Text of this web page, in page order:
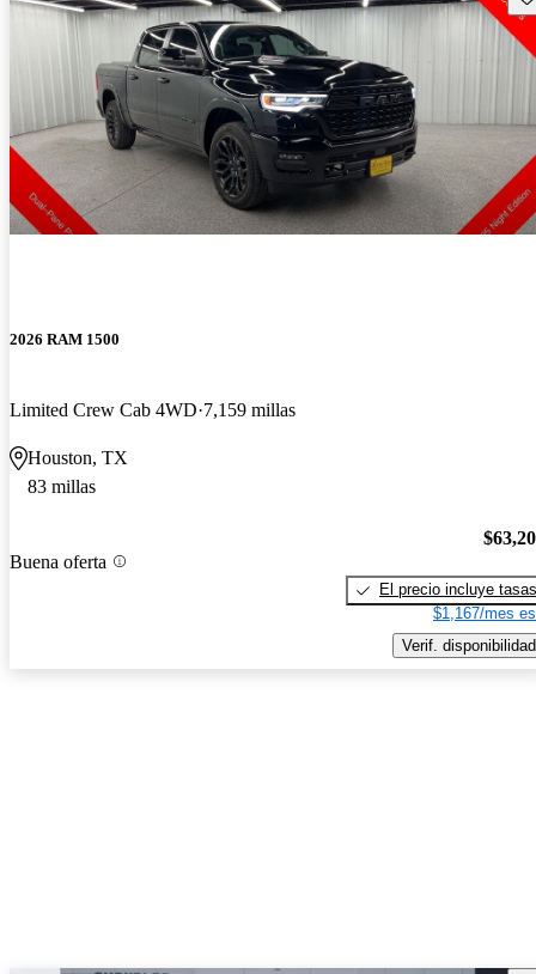
2026 RAM 1500
Limited Crew Cab 4WD 7,159 millas
Houston, TX
83 millas
Buena oferta
El precio incluye tasas
$1,167/mes
Verif. disponibilidad